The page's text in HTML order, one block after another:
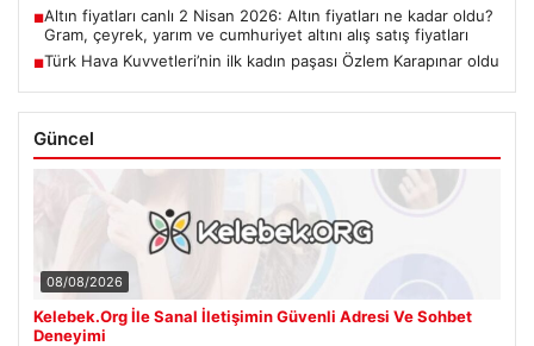
■Altın fiyatları canlı 2 Nisan 2026: Altın fiyatları ne kadar oldu?
Gram, çeyrek, yarım ve cumhuriyet altını alış satış fiyatları
■Türk Hava Kuvvetleri’nin ilk kadın paşası Özlem Karapınar oldu
Güncel
08/08/2026
Kelebek.Org İle Sanal İletişimin Güvenli Adresi Ve Sohbet
Deneyimi